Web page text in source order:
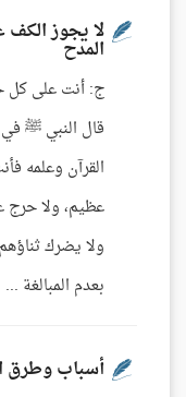
لا يجوز الكف
المدح
ج: أنت على كل
قال النبي ﷺ
القرآن وعلمه
عظيم، ولا حرج
ولا يضرك
بعدم المبالغة ...
أسباب وطرق